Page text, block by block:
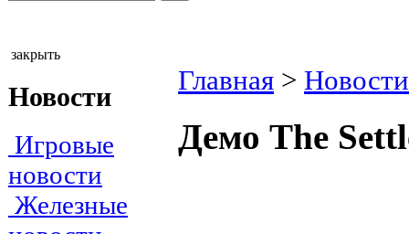
закрыть
Новости
Игровые
новости
Железные
Главная >
Демо The